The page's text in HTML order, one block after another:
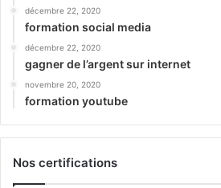
décembre 22, 2020
formation social media
décembre 22, 2020
gagner de l’argent sur internet
novembre 20, 2020
formation youtube
Nos certifications